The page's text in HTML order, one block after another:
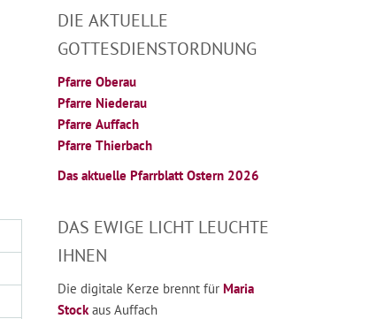
DIE AKTUELLE
GOTTESDIENSTORDNUNG
Pfarre Oberau
Pfarre Niederau
Pfarre Auffach
Pfarre Thierbach
Das aktuelle Pfarrblatt Ostern 2026
DAS EWIGE LICHT LEUCHTE
IHNEN
Die digitale Kerze brennt für Maria
Stockaus Auffach